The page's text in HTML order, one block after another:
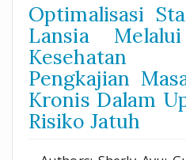
Optimalisasi
Lansia
Kesehatan
Pengkajian
Kronis Dalam
Risiko Jatuh